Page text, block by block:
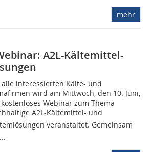
mehr
A2L-Kältemittel-
alle interessierten Kälte- und
wird am Mittwoch, den 10. Juni,
Webinar zum Thema
A2L-Kältemittel- und
veranstaltet. Gemeinsam